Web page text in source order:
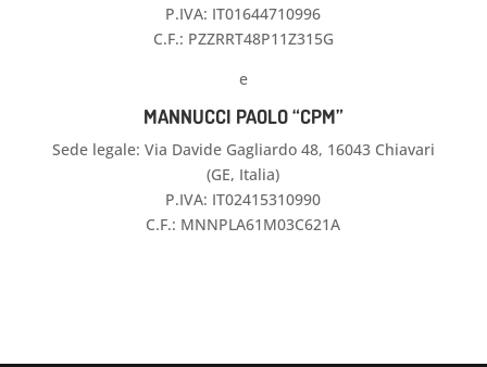
P.IVA: IT01644710996
C.F.: PZZRRT48P11Z315G
e
MANNUCCI PAOLO“CPM”
Sede legale: Via Davide Gagliardo 48, 16043 Chiavari
(GE, Italia)
P.IVA: IT02415310990
C.F.: MNNPLA61M03C621A